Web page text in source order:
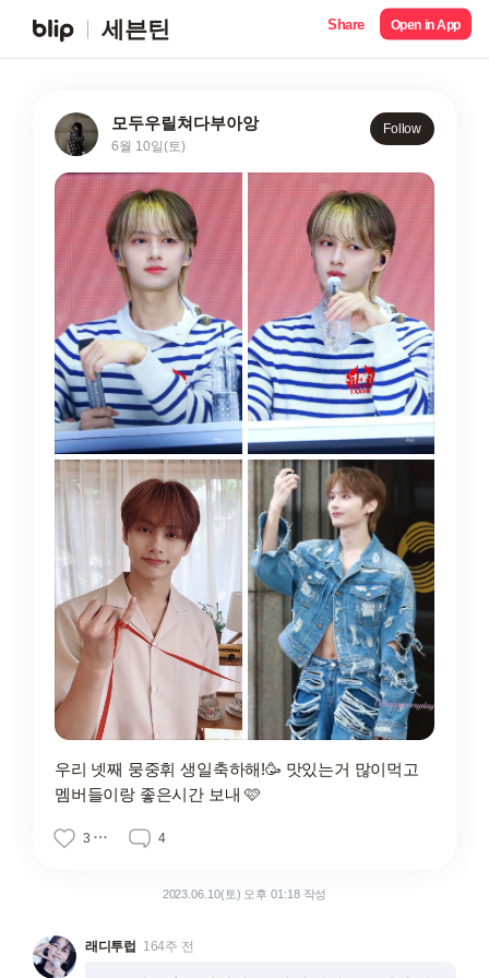
세븐틴 Share Open in App
모두우릴쳐다부아앙
6월 10일(토)
Follow
우리 넷째 뭉중휘 생일축하해!🥳 맛있는거 많이먹고
멤버들이랑 좋은시간 보내 🩷
3 4
2023.06.10(토) 오후 01:18 작성
래디투럽 164주 전